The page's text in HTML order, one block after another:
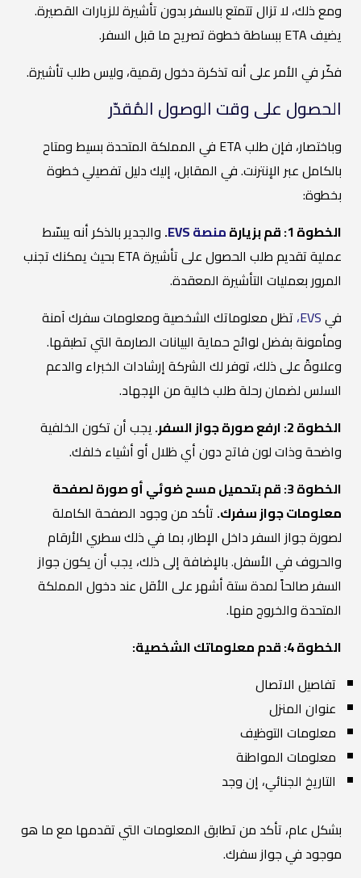
ومع ذلك، لا تزال تتمتع بالسفر بدون تأشيرة للزيارات القصيرة.
يضيف ETA ببساطة خطوة تصريح ما قبل السفر.
فكّر في الأمر على أنه تذكرة دخول رقمية، وليس طلب تأشيرة.
الحصول على وقت الوصول المُقدّر
وباختصار، فإن طلب ETA في المملكة المتحدة بسيط ومتاح
بالكامل عبر الإنترنت. في المقابل، إليك دليل تفصيلي خطوة
بخطوة:
الخطوة 1: قم بزيارة
منصة EVS . والجدير بالذكر أنه يبسّط
عملية تقديم طلب الحصول على تأشيرة ETA بحيث يمكنك تجنب
المرور بعمليات التأشيرة المعقدة.
فيEVS، تظل معلوماتك الشخصية ومعلومات سفرك آمنة
ومأمونة بفضل لوائح حماية البيانات الصارمة التي تطبقها.
وعلاوةً على ذلك، توفر لك الشركة إرشادات الخبراء والدعم
السلس لضمان رحلة طلب خالية من الإجهاد.
الخطوة 2: ارفع صورة جواز السفر.
يجب أن تكون الخلفية
واضحة وذات لون فاتح دون أي ظلال أو أشياء خلفك.
الخطوة 3: قم بتحميل مسح ضوئي أو صورة لصفحة
معلومات جواز سفرك. تأكد من وجود الصفحة الكاملة
لصورة جواز السفر داخل الإطار، بما في ذلك سطري الأرقام
والحروف في الأسفل. بالإضافة إلى ذلك، يجب أن يكون جواز
السفر صالحاً لمدة ستة أشهر على الأقل عند دخول المملكة
المتحدة والخروج منها.
الخطوة 4: قدم معلوماتك الشخصية:
تفاصيل الاتصال
عنوان المنزل
معلومات التوظيف
معلومات المواطنة
التاريخ الجنائي، إن وجد
بشكل عام، تأكد من تطابق المعلومات التي تقدمها مع ما هو
موجود في جواز سفرك.